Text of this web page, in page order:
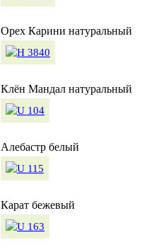
Орех Карини натуральный
Клён Мандал натуральный
Алебастр белый
Карат бежевый